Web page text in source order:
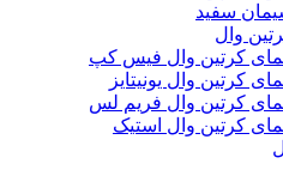
سفید
وال
کرتین وال فیس کپ
کرتین وال یونیتایز
کرتین وال فریم لس
کرتین وال استیک